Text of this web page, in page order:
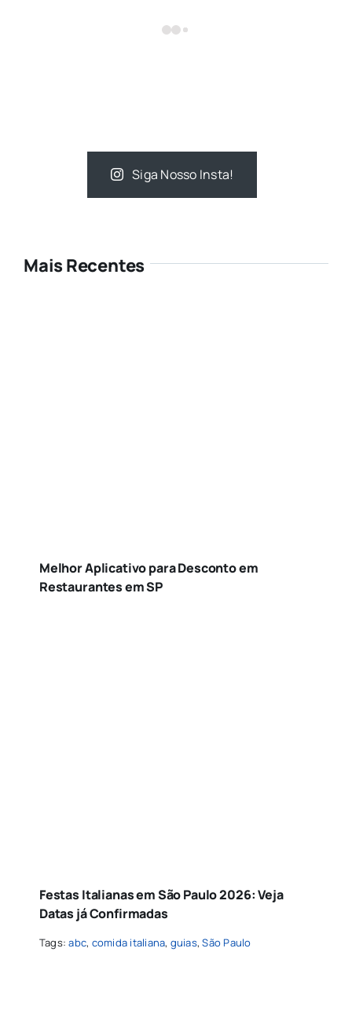
Siga Nosso Insta!
Mais Recentes
Melhor Aplicativo para Desconto em
Restaurantes em SP
Festas Italianas em São Paulo 2026: Veja
Datas já Confirmadas
Tags:abc, comida italiana, guias,São Paulo